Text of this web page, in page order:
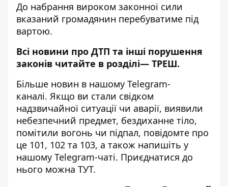
До набрання вироком законної сили
вказаний громадянин перебуватиме під
вартою.
Всі новини про ДТП та інші порушення
законів читайте в розділі— ТРЕШ.
Більше новин в нашому Telegram-
каналі. Якщо ви стали свідком
надзвичайної ситуації чи аварії, виявили
небезпечний предмет, бездиханне тіло,
помітили вогонь чи підпал, повідомте про
це 101, 102 та 103, а також напишіть у
нашому Telegram-чаті. Приєднатися до
нього можна ТУТ.